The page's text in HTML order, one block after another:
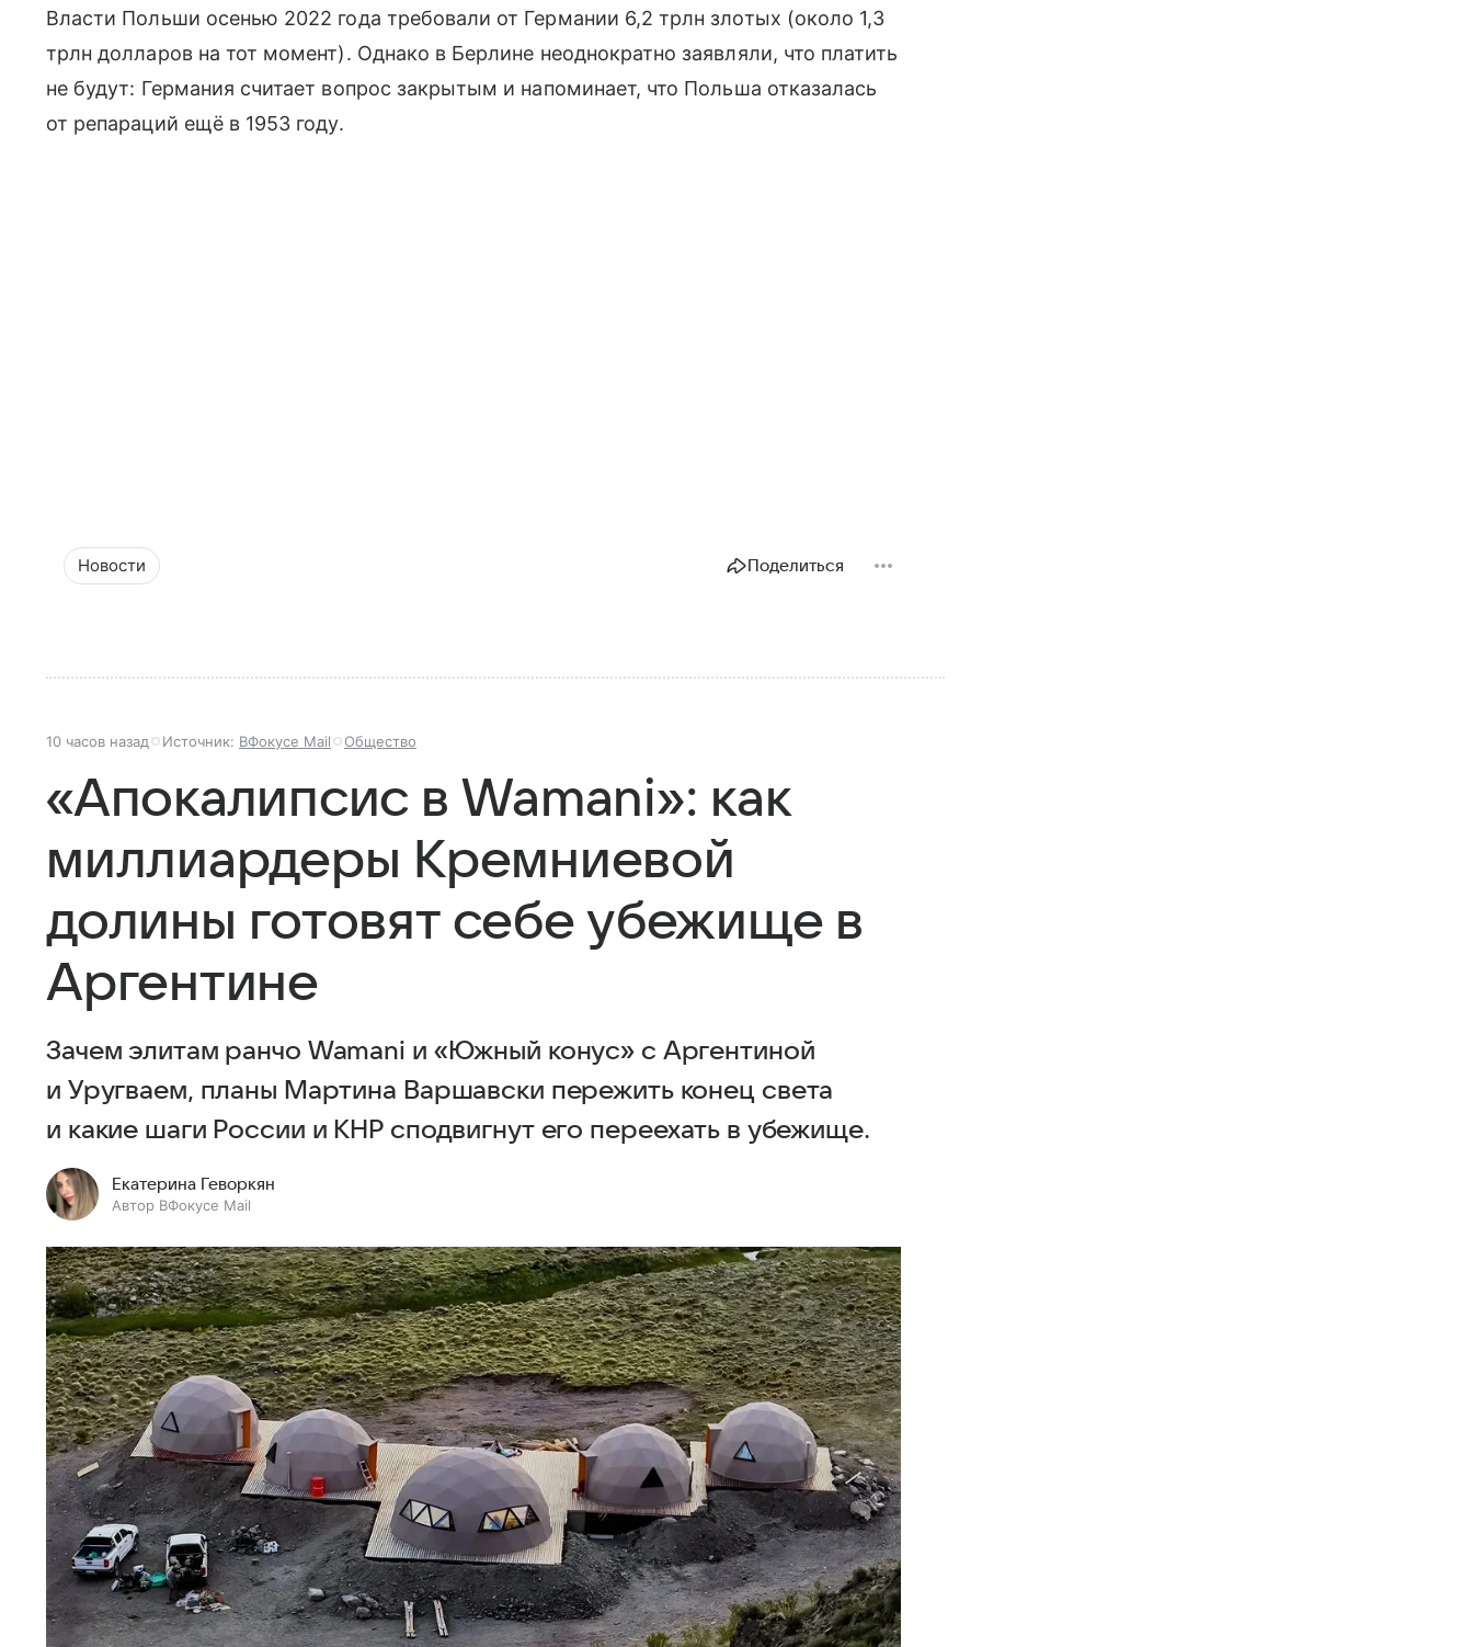
Власти Польши осенью 2022 года требовали от Германии 6,2 трлн злотых (около 1,3
трлн долларов на тот момент). Однако в Берлине неоднократно заявляли, что платить
не будут: Германия считает вопрос закрытым и напоминает, что Польша отказалась
от репараций ещё в 1953 году.
Новости Поделиться
10 часов назад Источник: ВФокусе Mail Общество
«Апокалипсис в Wamani»: как
миллиардеры Кремниевой
долины готовят себе убежище в
Аргентине
Зачем элитам ранчо Wamani и «Южный конус» с Аргентиной
и Уругваем, планы Мартина Варшавски пережить конец света
и какие шаги России и КНР сподвигнут его переехать в убежище.
Екатерина Геворкян
Автор ВФокусе Mail